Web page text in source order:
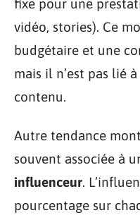
fixe pour une
vidéo, stories). Ce
budgétaire et une
mais il n’est pas lié
contenu.
Autre tendance
souvent associée à
influenceur.
pourcentage sur